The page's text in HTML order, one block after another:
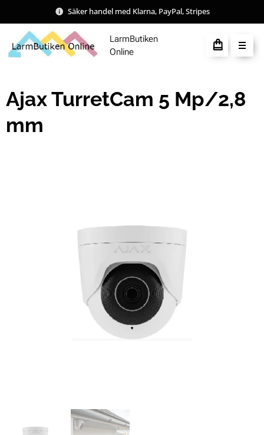
Säker handel med Klarna, PayPal, Stripes
LarmButiken
Online
Ajax TurretCam 5 Mp/2,8
mm